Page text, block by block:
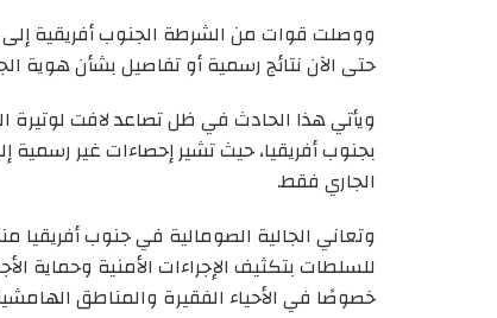
ووصلت قوات من الشرطة الجنوب أفريقية
حتى الآن نتائج رسمية أو تفاصيل بشأن هوية
ويأتي هذا الحادث في ظل تصاعد لافت لوتيرة
بجنوب أفريقيا، حيث تشير إحصاءات غير
الجاري فقط.
وتعاني الجالية الصومالية في جنوب
للسلطات بتكثيف الإجراءات الأمنية وحماية
خصوصًا في الأحياء الفقيرة والمناطق